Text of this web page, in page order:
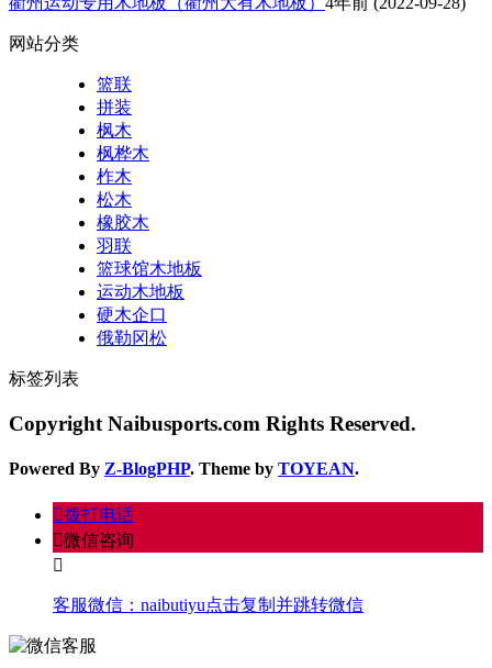
网站分类
篮联
拼装
枫木
枫桦木
柞木
松木
橡胶木
羽联
篮球馆木地板
运动木地板
硬木企口
俄勒冈松
标签列表
Copyright Naibusports.com Rights Reserved.
Powered By Z-BlogPHP. Theme by TOYEAN.
󦁁拨打电话
󦘑微信咨询
󧁡
客服微信： naibutiyu点击复制并跳转微信